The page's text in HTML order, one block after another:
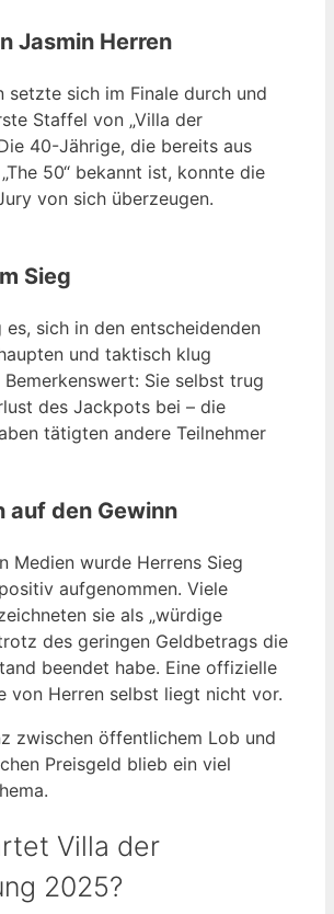
Jasmin Herren
setzte sich im Finale durch und
Staffel von „Villa der
40-Jährige, die bereits aus
50“ bekannt ist, konnte die
von sich überzeugen.
Sieg
es, sich in den entscheidenden
und taktisch klug
Sie selbst trug
des Jackpots bei – die
tätigten andere Teilnehmer
auf den Gewinn
Medien wurde Herrens Sieg
aufgenommen. Viele
sie als „würdige
des geringen Geldbetrags die
beendet habe. Eine offizielle
von Herren selbst liegt nicht vor.
zwischen öffentlichem Lob und
Preisgeld blieb ein viel
Villa der
2025?